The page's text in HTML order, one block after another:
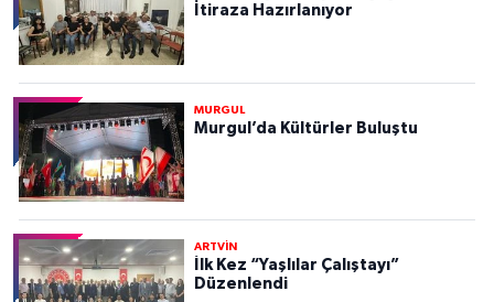
İtiraza Hazırlanıyor
MURGUL
Murgul’da Kültürler Buluştu
ARTVİN
İlk Kez “Yaşlılar Çalıştayı”
Düzenlendi